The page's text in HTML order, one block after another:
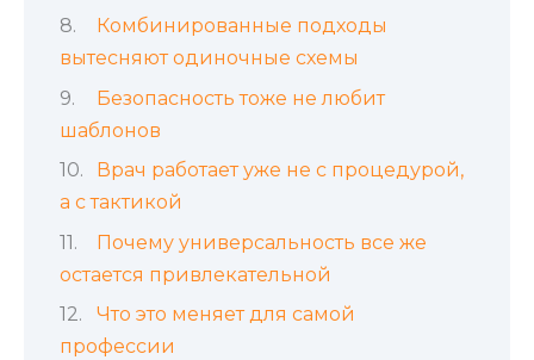
Комбинированные подходы
вытесняют одиночные схемы
Безопасность тоже не любит
шаблонов
Врач работает уже не с процедурой,
а с тактикой
Почему универсальность все же
остается привлекательной
Что это меняет для самой
профессии